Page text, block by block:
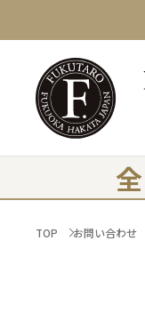
全
TOP お問い合わせ